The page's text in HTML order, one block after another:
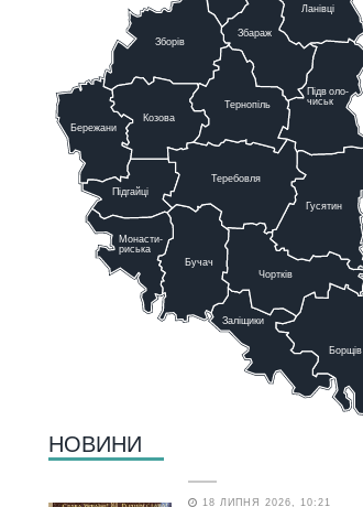
Тернопіль
Теребовля
Бучач
Заліщики
Борщів
Чортків
Гусятин
Підволо-
чиськ
Ланівці
Збараж
Козова
Бережани
Підгайці
Зборів
Монасти-
риська
НОВИНИ
18 ЛИПНЯ 2026, 10:21